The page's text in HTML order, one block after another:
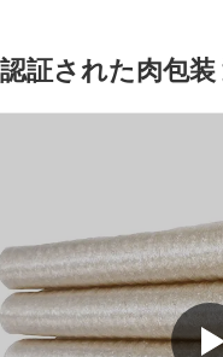
証された肉包